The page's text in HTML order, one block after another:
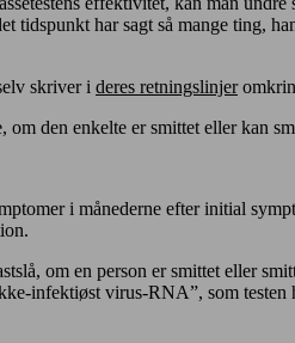
har sagt så mange ting,
skriver i deres retningslinjer
den enkelte er smittet eller kan
i månederne efter initial
om en person er smittet eller
infektiøst virus-RNA”, som testen